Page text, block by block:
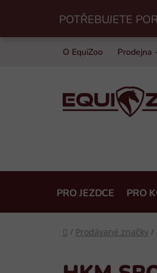
obsah
POTŘEBUJETE
O EquiZoo Prodejna
PRO JEZDCE PRO
Domů
/ Prodávané značky /